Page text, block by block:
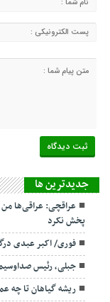
جديدترين ها
عراقچی: عراقی‌ها
پخش نکرد
فوری/ اکبر عبدی
جبلی، رئیس
ریشه گیاهان تا چه